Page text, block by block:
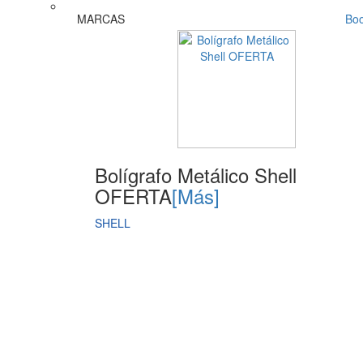
MARCAS
Bolígrafo Metálico Shell
OFERTA[Más]
SHELL